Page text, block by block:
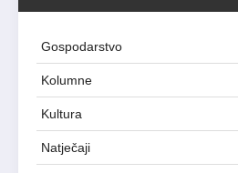
Gospodarstvo
Kolumne
Kultura
Natječaji